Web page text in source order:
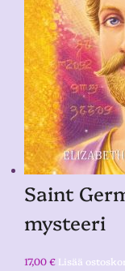
Saint
mysteeri
17,00€ Lisää